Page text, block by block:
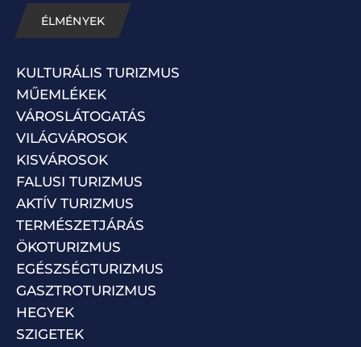
ÉLMÉNYEK
KULTURÁLIS TURIZMUS
MŰEMLÉKEK
VÁROSLÁTOGATÁS
VILÁGVÁROSOK
KISVÁROSOK
FALUSI TURIZMUS
AKTÍV TURIZMUS
TERMÉSZETJÁRÁS
ÖKOTURIZMUS
EGÉSZSÉGTURIZMUS
GASZTROTURIZMUS
HEGYEK
SZIGETEK